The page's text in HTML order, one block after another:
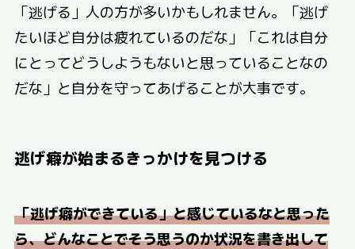
「逃げる」人の方が多いかもしれません。「逃げ
たいほど自分は疲れているのだな」「これは自分
にとってどうしようもないと思っていることなの
だな」と自分を守ってあげることが大事です。
逃げ癖が始まるきっかけを見つける
「逃げ癖ができている」と感じているなと思った
ら、どんなことでそう思うのか状況を書き出して